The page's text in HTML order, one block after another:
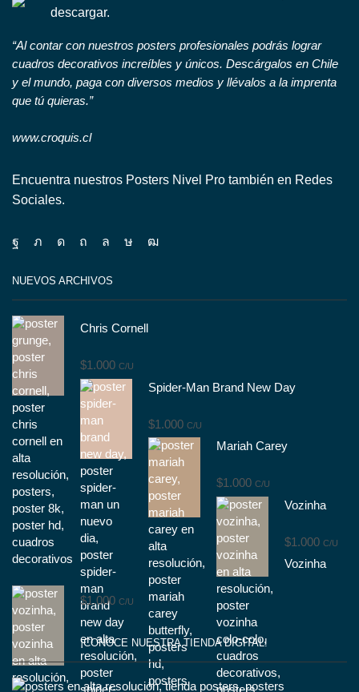
descargar.
“Al contar con nuestros posters profesionales podrás lograr
cuadros decorativos increíbles y únicos. Descárgalos en Chile
y el mundo, paga con diversos medios y llévalos a la imprenta
que tú quieras.”
www.croquis.cl
Encuentra nuestros Posters Nivel Pro también en Redes
Sociales.
Facebook
TwitterInstagram
Pinterest
Whatsapp
Tik-
Youtube
NUEVOS ARCHIVOS
Chris Cornell
$1.000 C/U
Spider-Man Brand New Day
$1.000 C/U
Mariah Carey
$1.000 C/U
Vozinha
$1.000 C/U
Vozinha
$1.000 C/U
¡CONOCE NUESTRA TIENDA DIGITAL!